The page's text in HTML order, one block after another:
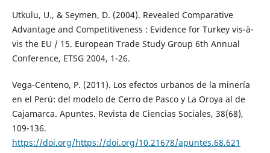
Utkulu, U., & Seymen, D. (2004). Revealed Comparative
Advantage and Competitiveness : Evidence for Turkey vis-à-
vis the EU / 15. European Trade Study Group 6th Annual
Conference, ETSG 2004, 1-26.
Vega-Centeno, P. (2011). Los efectos urbanos de la minería
en el Perú: del modelo de Cerro de Pasco y La Oroya al de
Cajamarca. Apuntes. Revista de Ciencias Sociales, 38(68),
109-136.
https://doi.org/https://doi.org/10.21678/apuntes.68.621